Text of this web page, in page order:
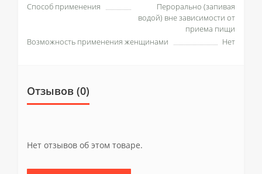
Способ применения
Перорально (запивая
водой) вне зависимости от
приема пищи
Возможность применения женщинами
Нет
Отзывов (0)
Нет отзывов об этом товаре.